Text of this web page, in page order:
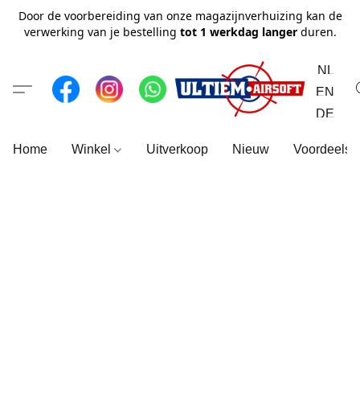
Door de voorbereiding van onze magazijnverhuizing kan de
verwerking van je bestelling tot 1 werkdag langerduren.
NL
EN
DE
Home Winkel Uitverkoop Nieuw